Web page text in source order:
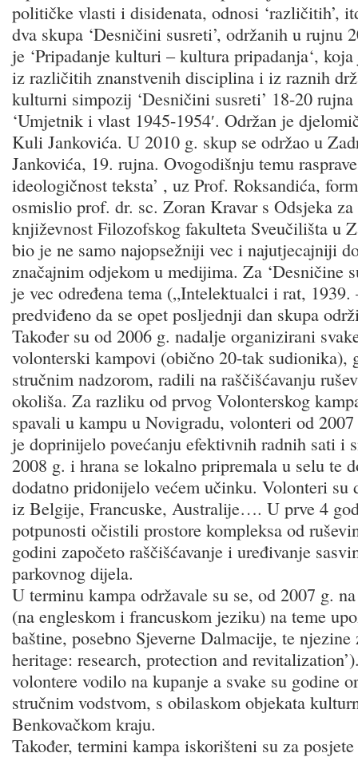
političke vlasti i disidenata, odnosi ‘različitih’,
dva skupa ‘Desničini susreti’, održanih u rujnu
je ‘Pripadanje kulturi – kultura pripadanja‘,
iz različitih znanstvenih disciplina i iz raznih
kulturni simpozij ‘Desničini susreti’ 18-20
‘Umjetnik i vlast 1945-1954′. Održan je
Kuli Jankovića. U 2010 g. skup se održao u
Jankovića, 19. rujna. Ovogodišnju temu
ideologičnost teksta’ , uz Prof. Roksandića,
osmislio prof. dr. sc. Zoran Kravar s Odsjeka
književnost Filozofskog fakulteta Sveučilišta u
bio je ne samo najopsežniji vec i najutjecajniji
značajnim odjekom u medijima. Za ‘Desničine
je vec određena tema („Intelektualci i rat, 1939.
predviđeno da se opet posljednji dan skupa
Također su od 2006 g. nadalje organizirani
volonterski kampovi (obično 20-tak sudionika),
stručnim nadzorom, radili na raščišćavanju
okoliša. Za razliku od prvog Volonterskog
spavali u kampu u Novigradu, volonteri od
je doprinijelo povećanju efektivnih radnih sati i
2008 g. i hrana se lokalno pripremala u selu te
dodatno pridonijelo većem učinku. Volonteri
iz Belgije, Francuske, Australije…. U prve 4
potpunosti očistili prostore kompleksa od
godini započeto raščišćavanje i uređivanje
parkovnog dijela.
U terminu kampa održavale su se, od 2007 g.
(na engleskom i francuskom jeziku) na teme
baštine, posebno Sjeverne Dalmacije, te
heritage: research, protection and
volontere vodilo na kupanje a svake su godine
stručnim vodstvom, s obilaskom objekata
Benkovačkom kraju.
Također, termini kampa iskorišteni su za